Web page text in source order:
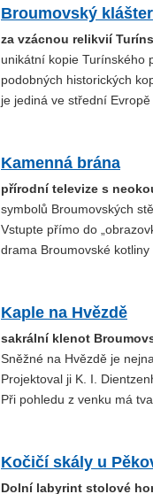
Broumovský klášter
za vzácnou relikvií
unikátní kopie Turínského
podobných historických
je jediná ve střední Evropě
Kamenná brána
přírodní televize s
symbolů Broumovských
Vstupte přímo do
drama Broumovské kotliny
Kaple na Hvězdě
sakrální klenot
Sněžné na Hvězdě je
Projektoval ji K. I.
Při pohledu z venku má
Kočičí skály u
Dolní labyrint stolové